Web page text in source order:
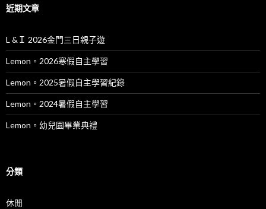
近期文章
L &Ｉ 2026金門三日親子遊
Lemon。2026寒假自主學習
Lemon。2025暑假自主學習紀錄
Lemon。2024暑假自主學習
Lemon。幼兒園畢業典禮
分類
休閒